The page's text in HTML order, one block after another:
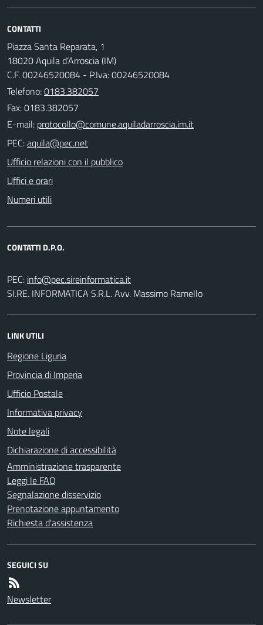
CONTATTI
Piazza Santa Reparata, 1
18020 Aquila d’Arroscia (IM)
C.F. 00246520084 - P.Iva: 00246520084
Telefono:0183.382057
Fax: 0183.382057
E-mail:
PEC:
Ufficio relazioni con il pubblico
Uffici e orari
Numeri utili
CONTATTI D.P.O.
PEC:
SI.RE. INFORMATICA S.R.L. Avv. Massimo Ramello
LINK UTILI
Regione Liguria
Provincia di Imperia
Ufficio Postale
Informativa privacy
Note legali
Dichiarazione di accessibilità
Amministrazione trasparente
Leggi le FAQ
Segnalazione disservizio
Prenotazione appuntamento
Richiesta d'assistenza
SEGUICI SU
Newsletter